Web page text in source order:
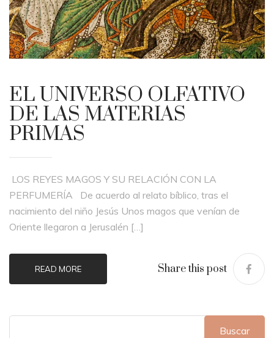
EL UNIVERSO OLFATIVO
DE LAS MATERIAS
PRIMAS
LOS REYES MAGOS Y SU RELACIÓN CON LA
PERFUMERÍA De acuerdo al relato bíblico, tras el
nacimiento del niño Jesús Unos magos que venían de
Oriente llegaron a Jerusalén […]
READ MORE Share this post
Buscar